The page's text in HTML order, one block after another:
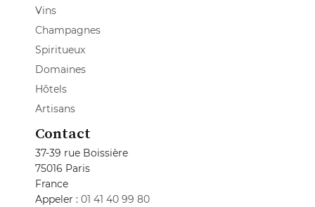
Vins
Champagnes
Spiritueux
Domaines
Hôtels
Artisans
Contact
37-39 rue Boissière
75016 Paris
France
Appeler : 01 41 40 99 80